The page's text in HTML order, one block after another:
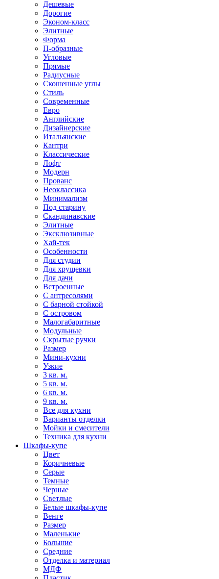
Дешевые
Дорогие
Эконом-класс
Элитные
Форма
П-образные
Угловые
Прямые
Радиусные
Скошенные углы
Стиль
Современные
Евро
Английские
Дизайнерские
Итальянские
Кантри
Классические
Лофт
Модерн
Прованс
Неоклассика
Минимализм
Под старину
Скандинавские
Элитные
Эксклюзивные
Хай-тек
Особенности
Для студии
Для хрущевки
Для дачи
Встроенные
С антресолями
С барной стойкой
С островом
Малогабаритные
Модульные
Скрытые ручки
Размер
Мини-кухни
Узкие
3 кв. м.
5 кв. м.
6 кв. м.
9 кв. м.
Все для кухни
Варианты отделки
Мойки и смесители
Техника для кухни
Шкафы-купе
Цвет
Коричневые
Серые
Темные
Черные
Светлые
Белые шкафы-купе
Венге
Размер
Маленькие
Большие
Средние
Отделка и материал
МДФ